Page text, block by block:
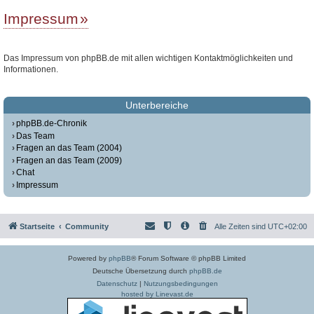
Impressum
Das Impressum von phpBB.de mit allen wichtigen Kontaktmöglichkeiten und
Informationen.
Unterbereiche
phpBB.de-Chronik
Das Team
Fragen an das Team (2004)
Fragen an das Team (2009)
Chat
Impressum
Startseite Community Alle Zeiten sind UTC+02:00
Powered by phpBB® Forum Software © phpBB Limited
Deutsche Übersetzung durch phpBB.de
Datenschutz| Nutzungsbedingungen
hosted by Linevast.de